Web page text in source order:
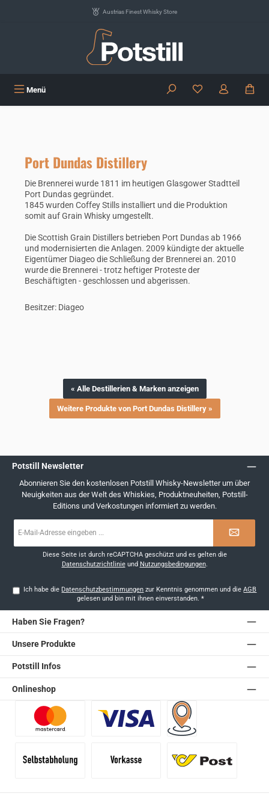
Austrias Finest Whisky Store
Menü Du hast 0
Port Dundas Distillery
Die Brennerei wurde 1811 im heutigen Glasgower Stadtteil
Port Dundas gegründet.
1845 wurden Coffey Stills installiert und die Produktion
somit auf Grain Whisky umgestellt.
Die Scottish Grain Distillers betrieben Port Dundas ab 1966
und modernisierten die Anlagen. 2009 kündigte der aktuelle
Eigentümer Diageo die Schließung der Brennerei an. 2010
wurde die Brennerei - trotz heftiger Proteste der
Beschäftigten - geschlossen und abgerissen.
Besitzer: Diageo
« Alle Destillerien & Marken anzeigen
Weitere Produkte von Port Dundas Distillery »
Potstill Newsletter
Abonnieren Sie den kostenlosen Potstill Whisky-Newsletter um über
Neuigkeiten aus der Welt des Whiskies, Produktneuheiten, Potstill-
Editions und Verkostungen informiert zu werden.
Mail-
Diese Seite ist durch reCAPTCHA geschützt und es gelten die
Datenschutzrichtlinieund Nutzungsbedingungen.
Ich habe die Datenschutzbestimmungen zur Kenntnis genommen und dieAGB
gelesen und bin mit ihnen einverstanden. *
Haben Sie Fragen?
Unsere Produkte
Potstill Infos
Onlineshop